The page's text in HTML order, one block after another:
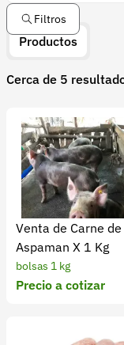
Filtros
Productos
Cerca de 5
Venta de Carne
Aspaman X 1 Kg
bolsas 1 kg
Precio a cotizar
Iniciar sesión
Registrarse
Recuperar contraseña
Soporte
+57 323 2931928
contacto@croper.com
Versión 5.45.0